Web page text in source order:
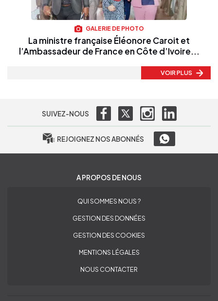
GALERIE DE PHOTO
La ministre française Éléonore Caroit et
l’Ambassadeur de France en Côte d’Ivoire...
VOIR PLUS
SUIVEZ-NOUS
REJOIGNEZ NOS ABONNÉS
A PROPOS DE NOUS
QUI SOMMES NOUS ?
GESTION DES DONNÉES
GESTION DES COOKIES
MENTIONS LÉGALES
NOUS CONTACTER